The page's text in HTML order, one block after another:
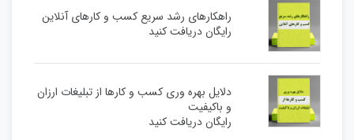
راهکارهای رشد سریع کسب و کارهای آنلاین
رایگان دریافت کنید
دلایل بهره وری کسب و کارها از تبلیغات ارزان
و باکیفیت
رایگان دریافت کنید